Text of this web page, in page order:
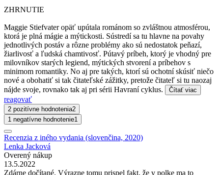
ZHRNUTIE
Maggie Stiefvater opäť upútala románom so zvláštnou atmosférou,
ktorá je plná mágie a mýtickosti. Sústredí sa tu hlavne na povahy
jednotlivých postáv a rôzne problémy ako sú nedostatok peňazí,
žiarlivosť a ľudská chamtivosť. Pútavý príbeh, ktorý je vhodný pre
milovníkov starých legiend, mýtických stvorení a príbehov s
minimom romantiky. No aj pre takých, ktorí sú ochotní skúsiť niečo
nové a obohatiť si tak čitateľské zážitky, pretože čitateľ si tu naozaj
nájde svoje, rovnako tak aj pri sérii Havraní cyklus.
Čítať viac
reagovať
2 pozitívne hodnotenia2
1 negatívne hodnotenie1
Recenzia z iného vydania (slovenčina, 2020)
Lenka Jacková
Overený nákup
13.5.2022
Zdárne dočítané. Výrazne tomu prispel fakt, že v polke ma to